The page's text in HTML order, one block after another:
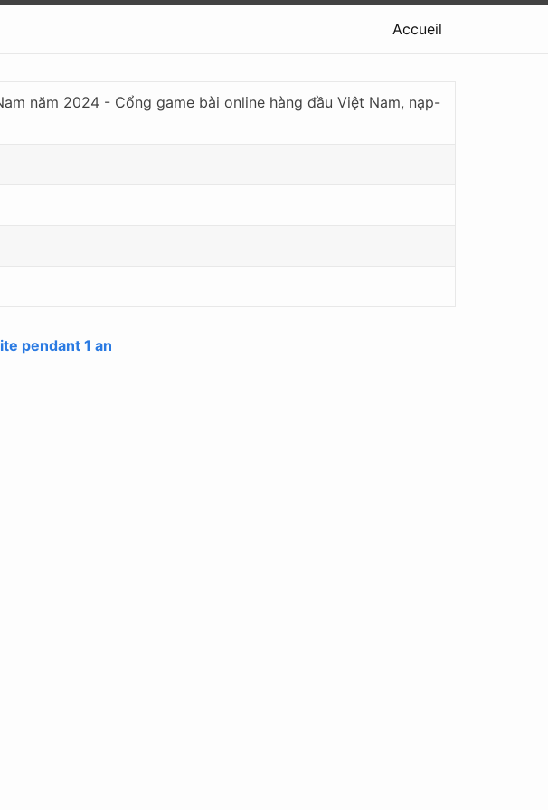
Accueil
năm 2024 - Cổng game bài online hàng đầu Việt Nam, nạp-
pendant 1 an